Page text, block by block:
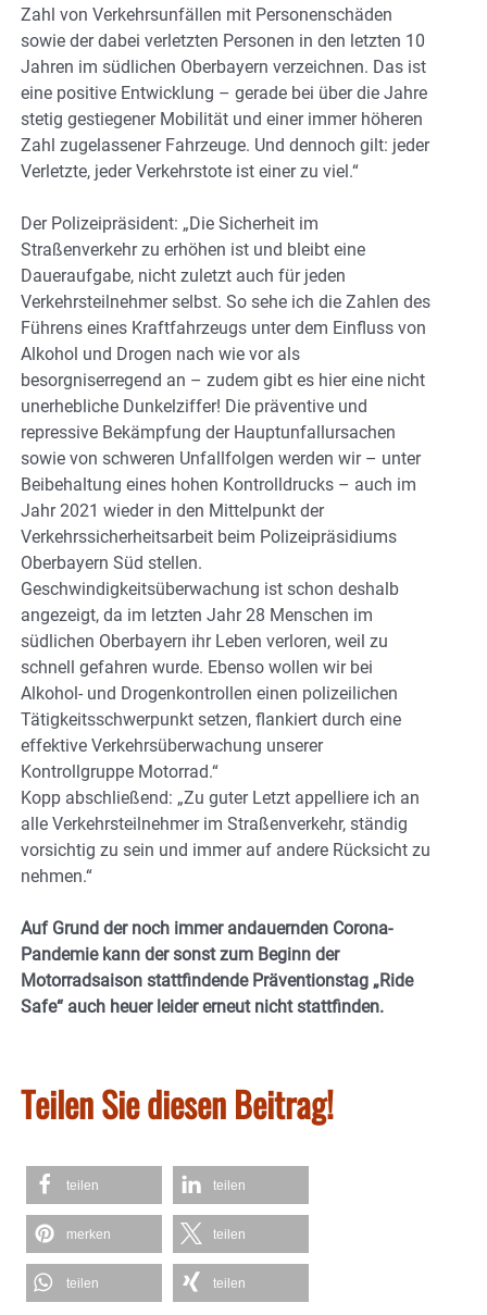
Zahl von Verkehrsunfällen mit Personenschäden
sowie der dabei verletzten Personen in den letzten 10
Jahren im südlichen Oberbayern verzeichnen. Das ist
eine positive Entwicklung – gerade bei über die Jahre
stetig gestiegener Mobilität und einer immer höheren
Zahl zugelassener Fahrzeuge. Und dennoch gilt: jeder
Verletzte, jeder Verkehrstote ist einer zu viel.“
Der Polizeipräsident: „Die Sicherheit im
Straßenverkehr zu erhöhen ist und bleibt eine
Daueraufgabe, nicht zuletzt auch für jeden
Verkehrsteilnehmer selbst. So sehe ich die Zahlen des
Führens eines Kraftfahrzeugs unter dem Einfluss von
Alkohol und Drogen nach wie vor als
besorgniserregend an – zudem gibt es hier eine nicht
unerhebliche Dunkelziffer! Die präventive und
repressive Bekämpfung der Hauptunfallursachen
sowie von schweren Unfallfolgen werden wir – unter
Beibehaltung eines hohen Kontrolldrucks – auch im
Jahr 2021 wieder in den Mittelpunkt der
Verkehrssicherheitsarbeit beim Polizeipräsidiums
Oberbayern Süd stellen.
Geschwindigkeitsüberwachung ist schon deshalb
angezeigt, da im letzten Jahr 28 Menschen im
südlichen Oberbayern ihr Leben verloren, weil zu
schnell gefahren wurde. Ebenso wollen wir bei
Alkohol- und Drogenkontrollen einen polizeilichen
Tätigkeitsschwerpunkt setzen, flankiert durch eine
effektive Verkehrsüberwachung unserer
Kontrollgruppe Motorrad.“
Kopp abschließend: „Zu guter Letzt appelliere ich an
alle Verkehrsteilnehmer im Straßenverkehr, ständig
vorsichtig zu sein und immer auf andere Rücksicht zu
nehmen.“
Auf Grund der noch immer andauernden Corona-
Pandemie kann der sonst zum Beginn der
Motorradsaison stattfindende Präventionstag „Ride
Safe“ auch heuer leider erneut nicht stattfinden.
Teilen Sie diesen Beitrag!
teilen teilen
merken teilen
teilen teilen